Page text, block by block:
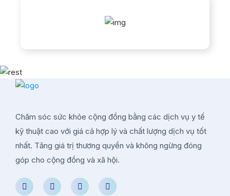
Chăm sóc sức khỏe cộng đồng bằng các dịch vụ y tế
kỹ thuật cao với giá cả hợp lý và chất lượng dịch vụ tốt
nhất. Tăng giá trị thương quyền và không ngừng đóng
góp cho cộng đồng và xã hội.